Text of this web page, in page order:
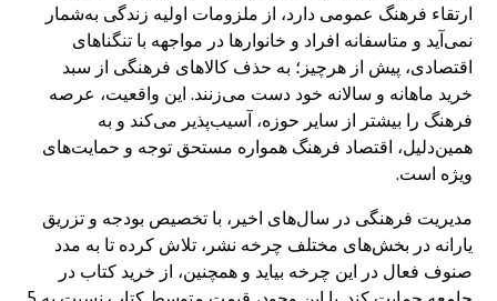
ارتقاء فرهنگ عمومی دارد، از ملزومات اولیه زندگی به‌شمار
نمی‌آید و متاسفانه افراد و خانوارها در مواجهه با تنگناهای
اقتصادی، پیش از هرچیز؛ به حذف کالاهای فرهنگی از سبد
خرید ماهانه و سالانه خود دست می‌زنند. این واقعیت، عرصه
فرهنگ را بیشتر از سایر حوزه، آسیب‌پذیر می‌کند و به
همین‌دلیل، اقتصاد فرهنگ همواره مستحق توجه و حمایت‌های
ویژه است.
مدیریت فرهنگی در سال‌های اخیر، با تخصیص بودجه‌ و تزریق
یارانه در بخش‌های مختلف چرخه نشر، تلاش کرده تا به مدد
صنوف فعال در این چرخه بیاید و همچنین، از خرید کتاب در